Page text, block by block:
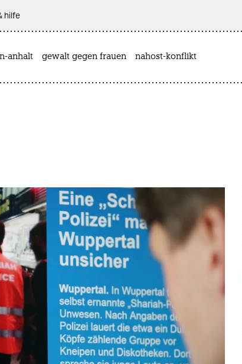
hilfe
anhalt gewalt gegen frauen nahost-konflikt